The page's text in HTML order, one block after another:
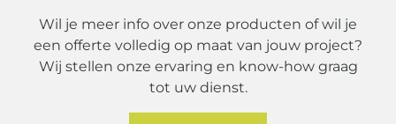
Wil je meer info over onze producten of wil je
een offerte volledig op maat van jouw project?
Wij stellen onze ervaring en know-how graag
tot uw dienst.